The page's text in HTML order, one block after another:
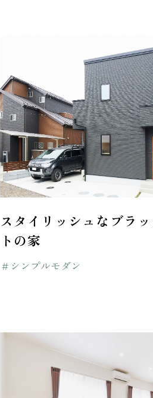
スタイリッシュなブラ
トの家
＃シンプルモダン